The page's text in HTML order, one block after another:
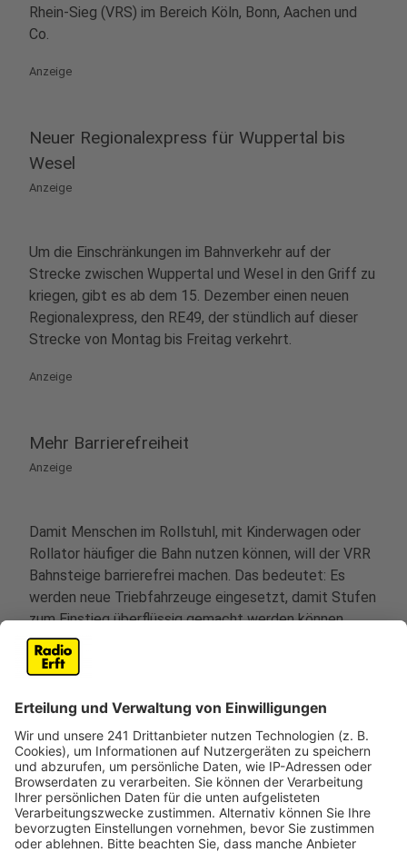
Rhein-Sieg (VRS) im Bereich Köln, Bonn, Aachen und
Co.
Anzeige
Neuer Regionalexpress für Wuppertal bis
Wesel
Anzeige
Um die Einschränkungen im Bahnverkehr auf der
Strecke zwischen Wuppertal und Wesel in den Griff zu
kriegen, gibt es ab dem 15. Dezember einen neuen
Regionalexpress, den RE49, der stündlich auf dieser
Strecke von Montag bis Freitag verkehrt.
Anzeige
Mehr Barrierefreiheit
Anzeige
Damit Menschen im Rollstuhl, mit Kinderwagen oder
Rollator häufiger die Bahn nutzen können, will der VRR
Bahnsteige barrierefrei machen. Das bedeutet: Es
werden neue Triebfahrzeuge eingesetzt, damit Stufen
zum Einstieg überflüssig gemacht werden können.
Doch da viele Bahnsteige noch nicht den optimalen
Standards entsprechen, ist das Projekt
Anspruch nehmen wird.
Anzeige
©VRR
Der Regionalverkehr im Überblick für Nordrhein-